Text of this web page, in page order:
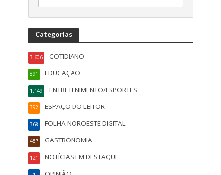
Categorias
COTIDIANO
3.606
EDUCAÇÃO
891
ENTRETENIMENTO/ESPORTES
1.149
ESPAÇO DO LEITOR
392
FOLHA NOROESTE DIGITAL
368
GASTRONOMIA
487
NOTÍCIAS EM DESTAQUE
121